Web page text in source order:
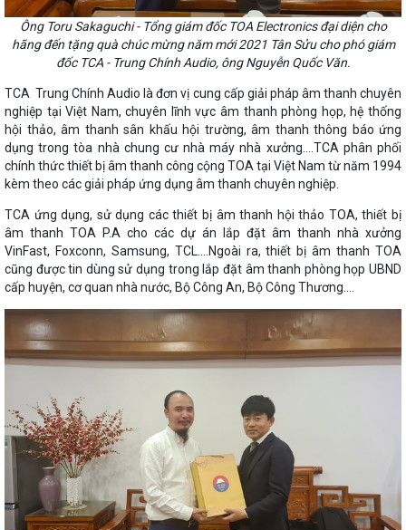
Ông Toru Sakaguchi - Tổng giám đốc TOA Electronics đại diện cho
hãng đến tặng quà chúc mừng năm mới 2021 Tân Sửu cho phó giám
đốc TCA - Trung Chính Audio, ông Nguyễn Quốc Văn.
TCA Trung Chính Audio là đơn vị cung cấp giải pháp âm thanh chuyên
nghiệp tại Việt Nam, chuyên lĩnh vực âm thanh phòng họp, hệ thống
hội thảo, âm thanh sân khấu hội trường, âm thanh thông báo ứng
dụng trong tòa nhà chung cư nhà máy nhà xưởng....TCA phân phối
chính thức thiết bị âm thanh công cộng TOA tại Việt Nam từ năm 1994
kèm theo các giải pháp ứng dụng âm thanh chuyên nghiệp.
TCA ứng dụng, sử dụng các thiết bị âm thanh hội thảo TOA, thiết bị
âm thanh TOA P.A cho các dự án lắp đặt âm thanh nhà xưởng
VinFast, Foxconn, Samsung, TCL....Ngoài ra, thiết bị âm thanh TOA
cũng được tin dùng sử dụng trong lắp đặt âm thanh phòng họp UBND
cấp huyện, cơ quan nhà nước, Bộ Công An, Bộ Công Thương....